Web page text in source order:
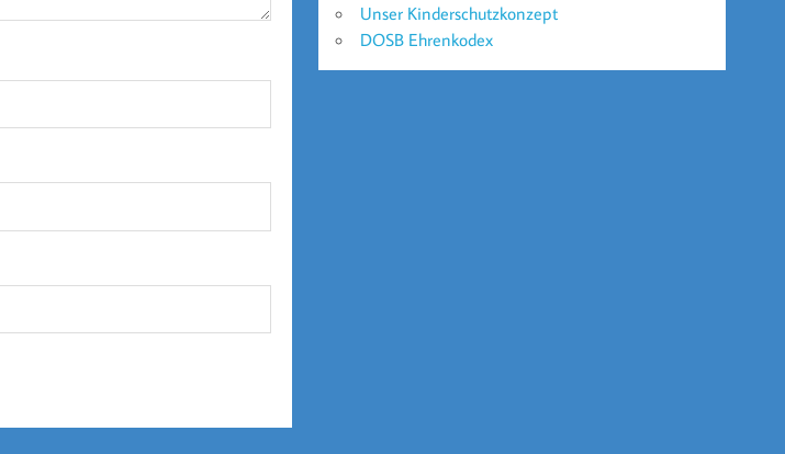
Unser Kinderschutzkonzept
DOSB Ehrenkodex